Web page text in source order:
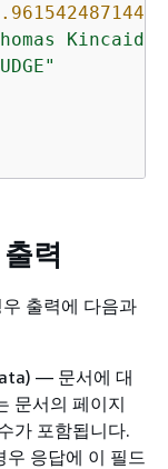
Kincaid"
력
출력에 다음과
— 문서에 대
문서의 페이지
가 포함됩니다.
우 응답에 이 필드